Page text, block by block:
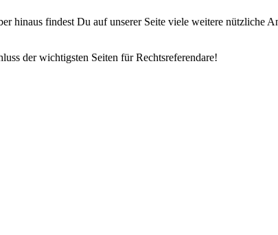
hinaus findest Du auf unserer Seite viele weitere nützliche
der wichtigsten Seiten für Rechtsreferendare!